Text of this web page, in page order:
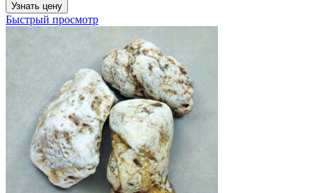
Узнать цену
Быстрый просмотр